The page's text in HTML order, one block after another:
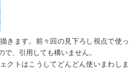
きます。前々回の見下ろし視点で使っ
で、引用しても構いません。
クトはこうしてどんどん使いまわしま